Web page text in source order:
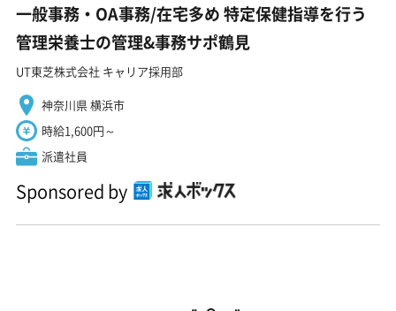
一般事務・OA事務/在宅多め 特定保健指導を行う
管理栄養士の管理&事務サポ鶴見
UT東芝株式会社 キャリア採用部
神奈川県 横浜市
時給1,600円～
派遣社員
Sponsored by